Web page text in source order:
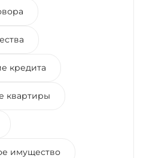
кредита
квартиры
имущество